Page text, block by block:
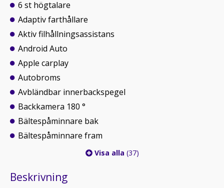
6 st högtalare
Adaptiv farthållare
Aktiv filhållningsassistans
Android Auto
Apple carplay
Autobroms
Avbländbar innerbackspegel
Backkamera 180 °
Bältespåminnare bak
Bältespåminnare fram
Visa alla (37)
Beskrivning